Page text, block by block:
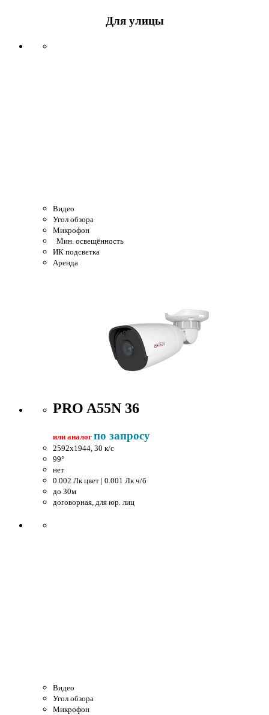
Для улицы
Видео
Угол обзора
Микрофон
Мин. освещённость
ИК подсветка
Аренда
PRO A55N 36
или аналог по запросу
2592x1944, 30 к/c
99°
нет
0.002 Лк цвет | 0.001 Лк ч/б
до 30м
договорная, для юр. лиц
Видео
Угол обзора
Микрофон